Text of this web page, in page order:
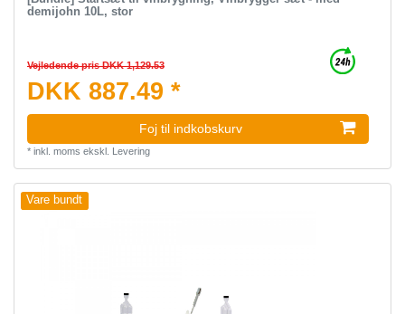
demijohn 10L, stor
Vejledende pris DKK 1,129.53
DKK 887.49 *
Foj til indkobskurv
* inkl. moms ekskl. Levering
Vare bundt